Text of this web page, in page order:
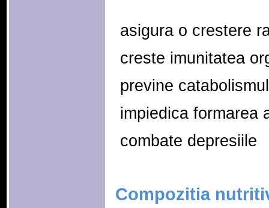
 asigura o crestere
 creste imunitatea
 previne catabolismul
 impiedica
 combate depresiile
Compozitia